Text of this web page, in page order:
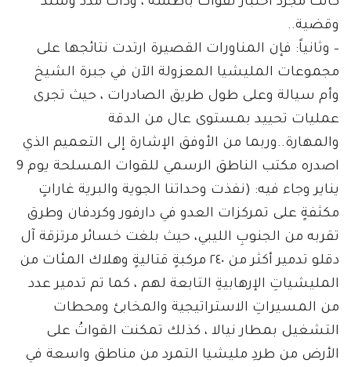
وقضية..
– وثانياً: فإن المناورات القصيرة ارتدت نتائجها على
مجموعات المليشيا المعزولة الآن في جبرة الشيخ
وأم سيالة وعلى طول طريق الصادرات ، حيث تجرى
عمليات تحييد بمستوى عال من الدقة
والمهارة..وربما من الأوفق الإشارة إلى التعميم الذي
اصدره مكتب الناطق الرسمي للقوات المسلحة يوم 9
يناير وجاء فيه: (نفذت وحداتنا الجوية والبرية غاراتٍ
مكثفةٍ على تمركزات العدو في دارفور وكردفان وطرق
تقربه من الجنوبِ الليبي، حيث بلغت خسائر مرتزقة آل
دقلو تدمير أكثر من ٢٤٠ مركبةٍ قتاليةٍ وهلاك المئات من
المليشياتِ الإرهابيةِ التابعة لهم ، كما تم تدمير عدد
من المسيراتِ الاستراتيجية والمخابئ ومحطات
التشغيل بمطار نيالا ، كذلك تمكنت القواتُ على
الأرض من طردِ مليشيا التمرد من مناطق واسعة في